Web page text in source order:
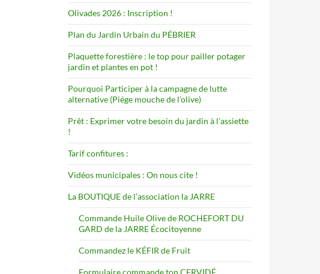
Olivades 2026 : Inscription !
Plan du Jardin Urbain du PÉBRIER
Plaquette forestière : le top pour pailler potager
jardin et plantes en pot !
Pourquoi Participer à la campagne de lutte
alternative (Piége mouche de l’olive)
Prêt : Exprimer votre besoin du jardin à l’assiette
!
Tarif confitures :
Vidéos municipales : On nous cite !
La BOUTIQUE de l’association la JARRE
Commande Huile Olive de ROCHEFORT DU
GARD de la JARRE Écocitoyenne
Commandez le KÉFIR de Fruit
Formulaire commande ton CERVIDÉ